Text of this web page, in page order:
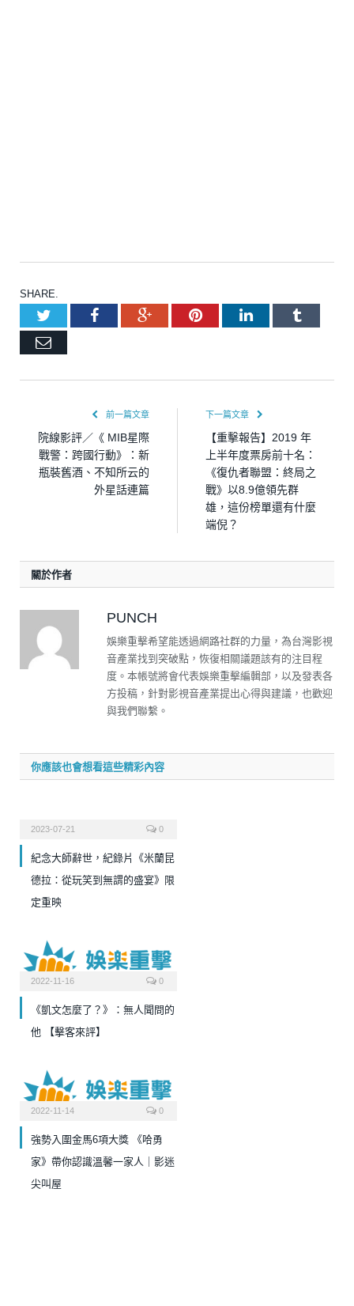
SHARE.
TwitterFacebookGoogle+PinterestLinkedInTumblr
Email
前一篇文章
院線影評／《 MIB星際
戰警：跨國行動》：新
瓶裝舊酒、不知所云的
外星話連篇
下一篇文章
【重擊報告】2019 年
上半年度票房前十名：
《復仇者聯盟：終局之
戰》以8.9億領先群
雄，這份榜單還有什麼
端倪？
關於作者
PUNCH
娛樂重擊希望能透過網路社群的力量，為台灣影視
音產業找到突破點，恢復相關議題該有的注目程
度。本帳號將會代表娛樂重擊編輯部，以及發表各
方投稿，針對影視音產業提出心得與建議，也歡迎
與我們聯繫。
你應該也會想看這些精彩內容
2023-07-21 0
紀念大師辭世，紀錄片《米蘭昆
德拉：從玩笑到無謂的盛宴》限
定重映
2022-11-16 0
《凱文怎麼了？》：無人聞問的
他 【擊客來評】
2022-11-14 0
強勢入圍金馬6項大獎 《哈勇
家》帶你認識溫馨一家人｜影迷
尖叫屋